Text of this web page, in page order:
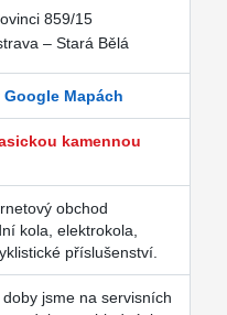
859/15
– Stará Bělá
Mapách
kamennou
obchod
kola, elektrokola,
příslušenství.
jsme na servisních